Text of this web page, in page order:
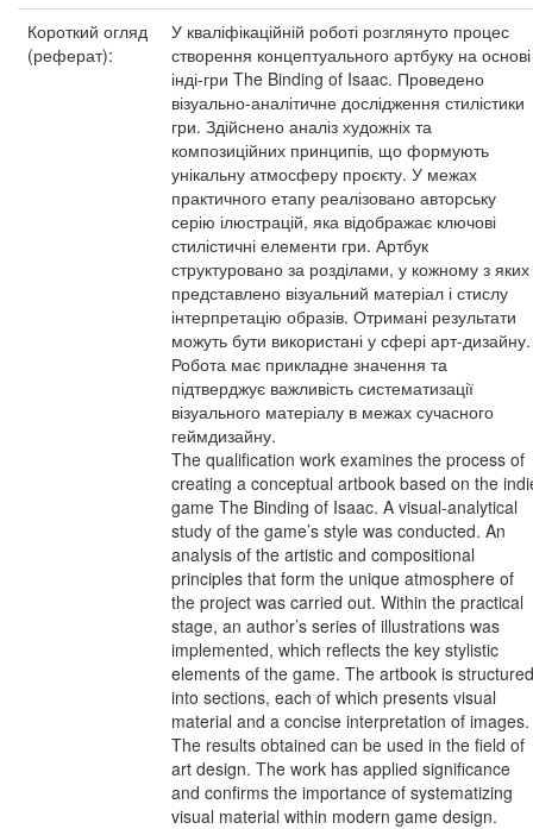
Короткий огляд
(реферат):
У кваліфікаційній роботі розглянуто процес
створення концептуального артбуку на основі
інді-гри The Binding of Isaac. Проведено
візуально-аналітичне дослідження стилістики
гри. Здійснено аналіз художніх та
композиційних принципів, що формують
унікальну атмосферу проєкту. У межах
практичного етапу реалізовано авторську
серію ілюстрацій, яка відображає ключові
стилістичні елементи гри. Артбук
структуровано за розділами, у кожному з яких
представлено візуальний матеріал і стислу
інтерпретацію образів. Отримані результати
можуть бути використані у сфері арт-дизайну.
Робота має прикладне значення та
підтверджує важливість систематизації
візуального матеріалу в межах сучасного
геймдизайну.
The qualification work examines the process of
creating a conceptual artbook based on the
game The Binding of Isaac. A visual-analytical
study of the game’s style was conducted. An
analysis of the artistic and compositional
principles that form the unique atmosphere of
the project was carried out. Within the practical
stage, an author’s series of illustrations was
implemented, which reflects the key stylistic
elements of the game. The artbook is structured
into sections, each of which presents visual
material and a concise interpretation of images.
The results obtained can be used in the field of
art design. The work has applied significance
and confirms the importance of systematizing
visual material within modern game design.